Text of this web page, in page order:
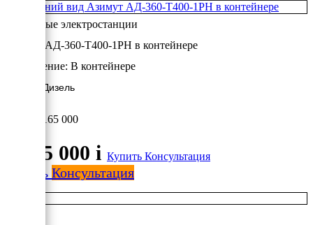
Дизельные электростанции
Азимут АД-360-Т400-1РН в контейнере
Исполнение: В контейнере
360 кВт/Дизель
3 165 000
3 165 000 i Купить Консультация
Купить Консультация